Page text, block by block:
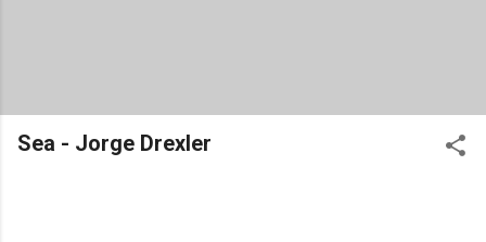
Sea - Jorge Drexler